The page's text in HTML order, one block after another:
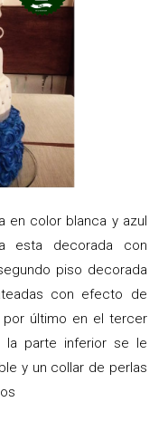
en color blanca y azul
esta decorada con
piso decorada
con efecto de
último en el tercer
la parte inferior se le
y un collar de perlas